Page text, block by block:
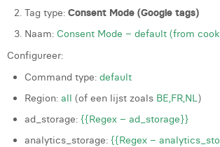
Tag type: Consent Mode (Google tags)
Naam: Consent Mode – default (from
Configureer:
Command type: default
Region: all (of een lijst zoals BE,FR,NL)
ad_storage: {{Regex – ad_storage}}
analytics_storage: {{Regex –